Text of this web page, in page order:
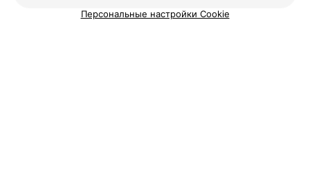
Персональные настройки Cookie